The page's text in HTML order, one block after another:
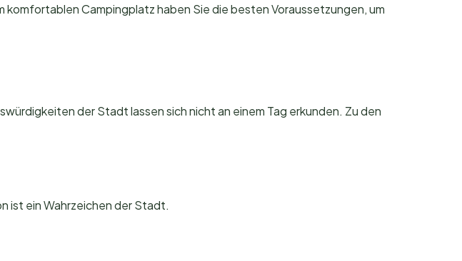
Campingplatz haben Sie die besten Voraussetzungen, um
der Stadt lassen sich nicht an einem Tag erkunden. Zu den
ist ein Wahrzeichen der Stadt.